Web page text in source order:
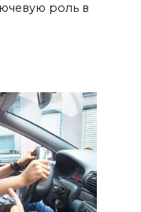
роль в